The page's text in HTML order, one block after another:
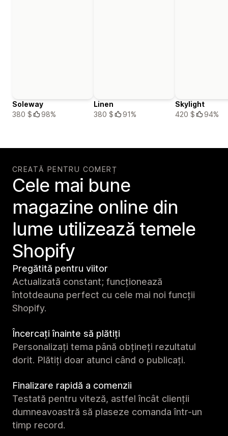
Soleway
380 $
98%
Linen
380 $
91%
Skylight
420 $
94%
CREATĂ PENTRU COMERȚ
Cele mai bune
magazine online din
lume utilizează temele
Shopify
Pregătită pentru viitor
Actualizată constant; funcționează
întotdeauna perfect cu cele mai noi funcții
Shopify.
Încercați înainte să plătiți
Personalizați tema până obțineți rezultatul
dorit. Plătiți doar atunci când o publicați.
Finalizare rapidă a comenzii
Testată pentru viteză, astfel încât clienții
dumneavoastră să plaseze comanda într-un
timp record.